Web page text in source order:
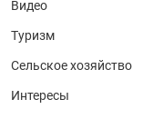
Видео
Туризм
Сельское хозяйство
Интересы